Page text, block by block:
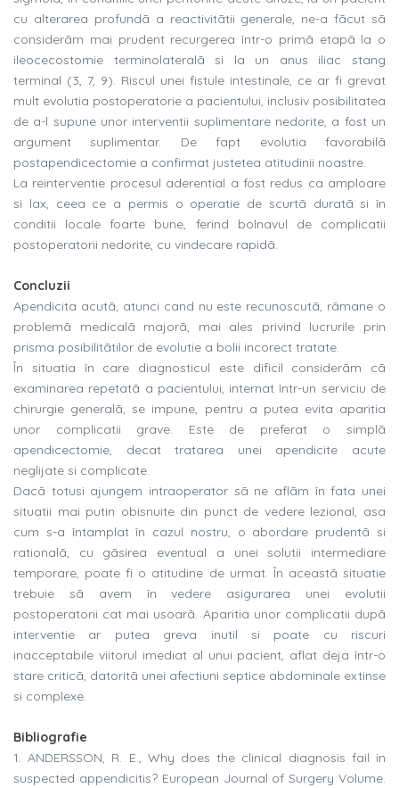
cu alterarea profundã a reactivitãtii generale, ne-a fãcut sã
considerãm mai prudent recurgerea într-o primã etapã la o
ileocecostomie terminolateralã si la un anus iliac stang
terminal (3, 7, 9). Riscul unei fistule intestinale, ce ar fi grevat
mult evolutia postoperatorie a pacientului, inclusiv posibilitatea
de a-l supune unor interventii suplimentare nedorite, a fost un
argument suplimentar. De fapt evolutia favorabilã
postapendicectomie a confirmat justetea atitudinii noastre.
La reinterventie procesul aderential a fost redus ca amploare
si lax, ceea ce a permis o operatie de scurtã duratã si în
conditii locale foarte bune, ferind bolnavul de complicatii
postoperatorii nedorite, cu vindecare rapidã.
Concluzii
Apendicita acutã, atunci cand nu este recunoscutã, rãmane o
problemã medicalã majorã, mai ales privind lucrurile prin
prisma posibilitãtilor de evolutie a bolii incorect tratate.
În situatia în care diagnosticul este dificil considerãm cã
examinarea repetatã a pacientului, internat într-un serviciu de
chirurgie generalã, se impune, pentru a putea evita aparitia
unor complicatii grave. Este de preferat o simplã
apendicectomie, decat tratarea unei apendicite acute
neglijate si complicate.
Dacã totusi ajungem intraoperator sã ne aflãm în fata unei
situatii mai putin obisnuite din punct de vedere lezional, asa
cum s-a întamplat în cazul nostru, o abordare prudentã si
rationalã, cu gãsirea eventual a unei solutii intermediare
temporare, poate fi o atitudine de urmat. În aceastã situatie
trebuie sã avem în vedere asigurarea unei evolutii
postoperatorii cat mai usoarã. Aparitia unor complicatii dupã
interventie ar putea greva inutil si poate cu riscuri
inacceptabile viitorul imediat al unui pacient, aflat deja într-o
stare criticã, datoritã unei afectiuni septice abdominale extinse
si complexe.
Bibliografie
1. ANDERSSON, R. E., Why does the clinical diagnosis fail in
suspected appendicitis? European Journal of Surgery Volume.